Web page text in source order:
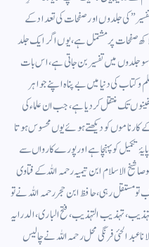
کی جلدوں اور صفحات کی تعداد کے
صفحات پر مشتمل ہے، یوں اگر ایک جلد
جلدوں میں تفسیر بن جاتی ہے، اس بات
کی دنیا میں بے پناہ اپنے جواہر
تک منتقل کردیا ہے، جب ان علماء کی
کارناموں کو دیکھتے ہوئے یوں محسوس ہوتا
تکمیل کو پہنچا ہے اور پورے کارواں سے
الاسلام ابن تیمیہ رحمہ اللہ کے فتاوی
مستقل رہی، حافظ ابن حجر رحمہ اللہ نے تو
تہذیب التہذیب، فتح الباری، الدرایہ
عبد الحئی فرنگی محل رحمہ اللہ نے چالیس